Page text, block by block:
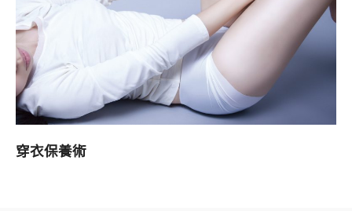
穿衣保養術